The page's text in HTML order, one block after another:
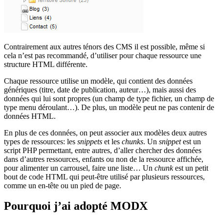
Contrairement aux autres ténors des CMS il est possible, même si
cela n’est pas recommandé, d’utiliser pour chaque ressource une
structure HTML différente.
Chaque ressource utilise un modèle, qui contient des données
génériques (titre, date de publication, auteur…), mais aussi des
données qui lui sont propres (un champ de type fichier, un champ de
type menu déroulant…). De plus, un modèle peut ne pas contenir de
données HTML.
En plus de ces données, on peut associer aux modèles deux autres
types de ressources: les snippets et les chunks. Un snippetest un
script PHP permettant, entre autres, d’aller chercher des données
dans d’autres ressources, enfants ou non de la ressource affichée,
pour alimenter un carrousel, faire une liste… Un chunkest un petit
bout de code HTML qui peut-être utilisé par plusieurs ressources,
comme un en-tête ou un pied de page.
Pourquoi j’ai adopté MODX